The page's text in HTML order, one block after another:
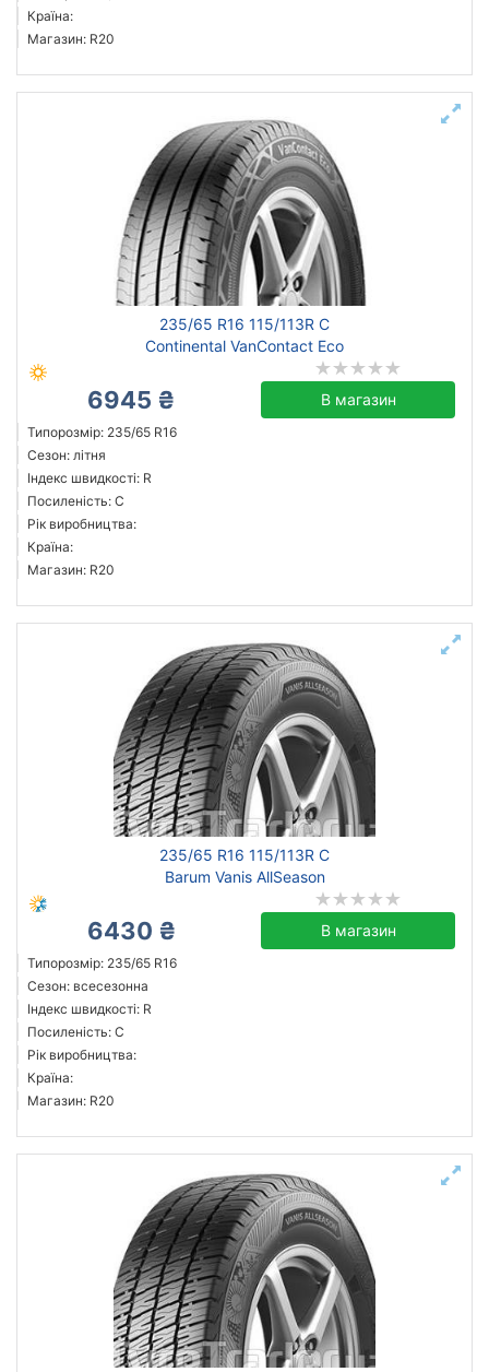
Країна:
Магазин: R20
235/65 R16 115/113R C
Continental VanContact Eco
6945 ₴ В магазин
Типорозмір: 235/65 R16
Сезон: літня
Індекс швидкості: R
Посиленість: C
Рік виробництва:
Країна:
Магазин: R20
235/65 R16 115/113R C
Barum Vanis AllSeason
6430 ₴ В магазин
Типорозмір: 235/65 R16
Сезон: всесезонна
Індекс швидкості: R
Посиленість: C
Рік виробництва:
Країна:
Магазин: R20